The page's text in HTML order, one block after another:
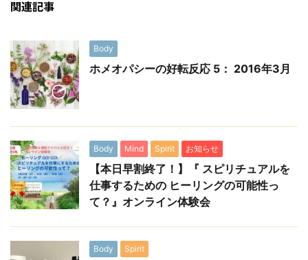
関連記事
Body
ホメオパシーの好転反応 5： 2016年3月
Body Mind Spirit お知らせ
【本日早割終了！】『 スピリチュアルを
仕事するための ヒーリングの可能性っ
て？』オンライン体験会
Body Spirit